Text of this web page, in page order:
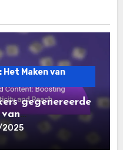
Maken van
gegenereerde
en bereik
2025